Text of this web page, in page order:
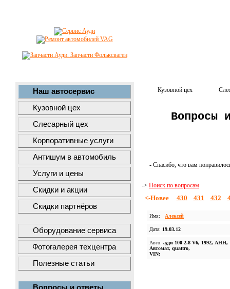
Наш автосервис
Кузовной цех
Слесарный цех
Корпоративные услуги
Антишум в автомобиль
Услуги и цены
Скидки и акции
Скидки партнёров
Оборудование сервиса
Фотогалерея техцентра
Полезные статьи
Кузовной цех
Вопросы
- Спасибо, что вам
-> Поиск по вопросам
<-Новее 430 431 432
Имя: Алексей
Дата: 19.03.12
Авто: ауди 100 2.8 V6, 1992, АНН,
Автомат, quattro,
VIN: